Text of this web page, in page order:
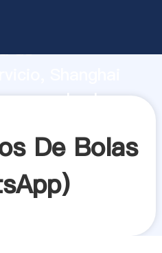
de
crea el valor y
De Bolas
)